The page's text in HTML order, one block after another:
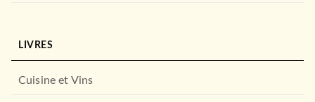
LIVRES
Cuisine et Vins